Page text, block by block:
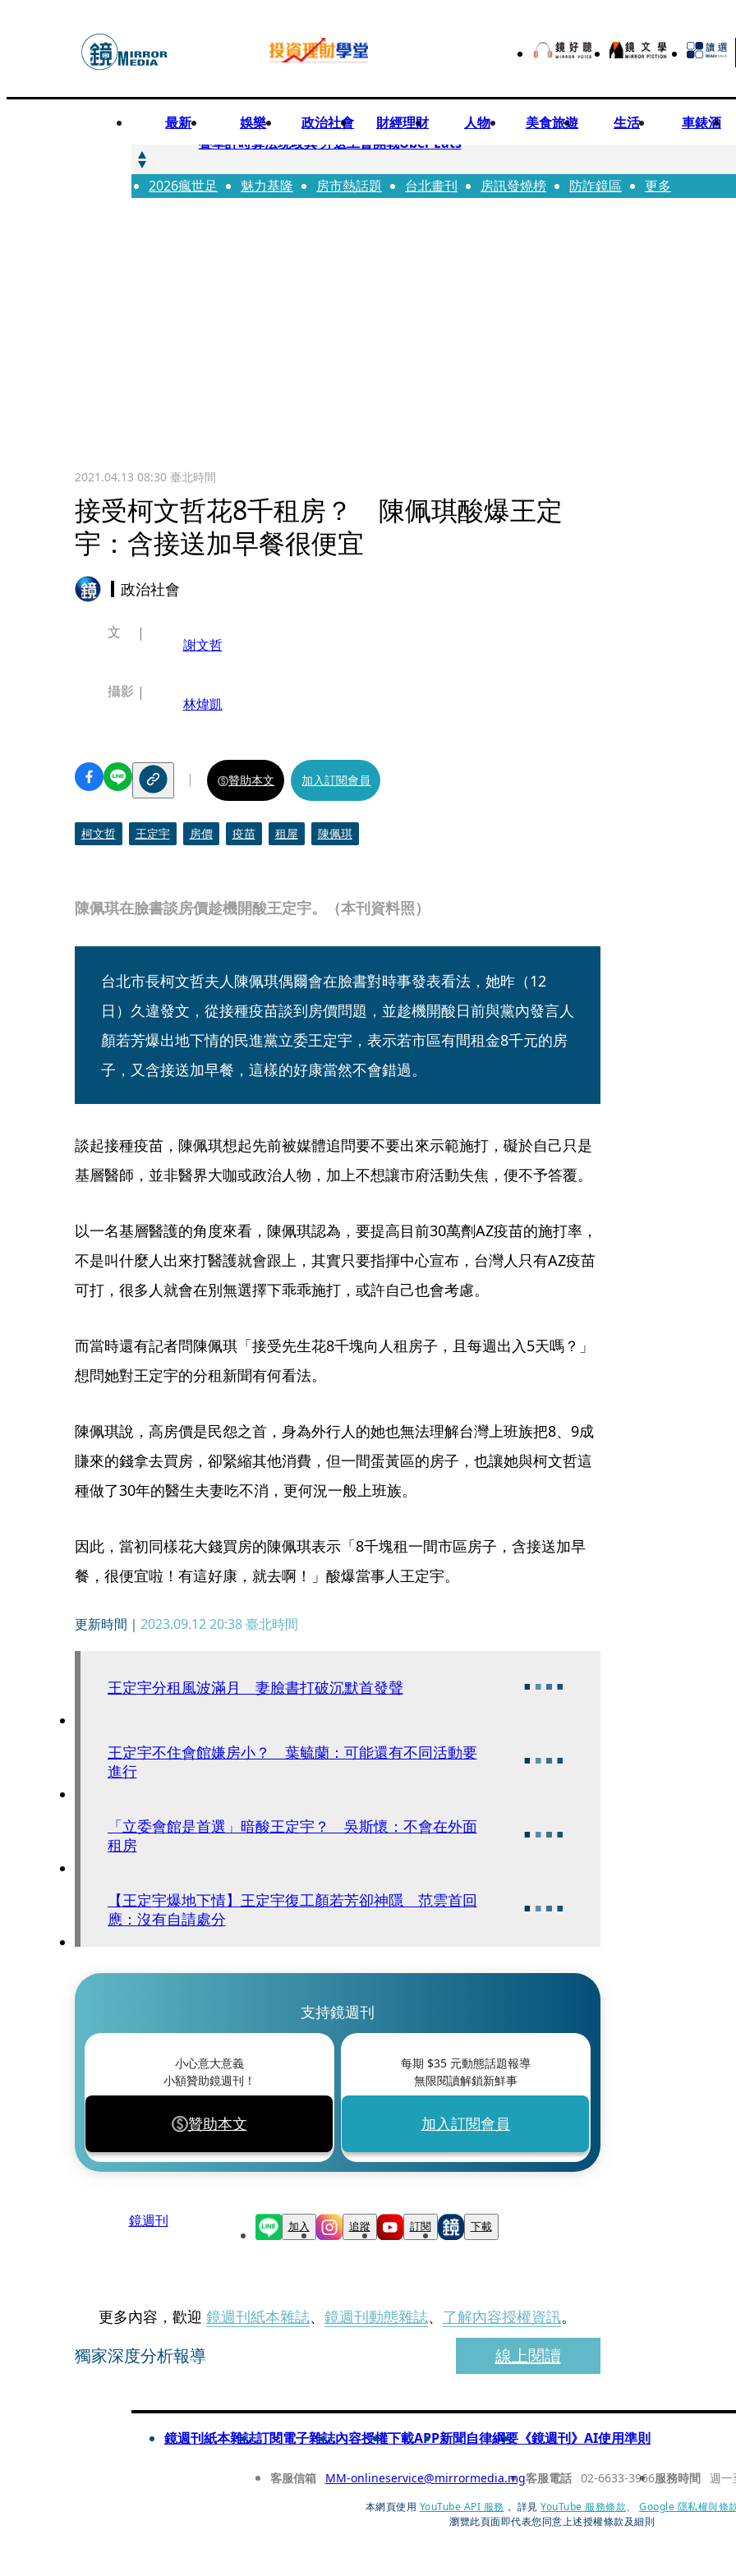
最新 娛樂 政治社會 財經理財 人物 美食旅遊 生活 車錶酒
快訊
疊單計時算法現歧異 外送工會開戰Uber Eats
快訊
靚時尚／大丈夫當如是 Multifaceted Manhood
2026瘋世足 魅力基隆 房市熱話題 台北畫刊 房訊發燒榜 防詐鏡區 更多
2021.04.13 08:30臺北時間
接受柯文哲花8千租房？ 陳佩琪酸爆王定
宇：含接送加早餐很便宜
政治社會
陳佩琪在臉書談房價趁機開酸王定宇。（本刊資料照）
文
謝文哲
攝影
林煒凱
贊助本文 加入訂閱會員
柯文哲 王定宇 房價 疫苗 租屋 陳佩琪
台北市長柯文哲夫人陳佩琪偶爾會在臉書對時事發表看法，她昨（12
日）久違發文，從接種疫苗談到房價問題，並趁機開酸日前與黨內發言人
顏若芳爆出地下情的民進黨立委王定宇，表示若市區有間租金8千元的房
子，又含接送加早餐，這樣的好康當然不會錯過。
談起接種疫苗，陳佩琪想起先前被媒體追問要不要出來示範施打，礙於自己只是
基層醫師，並非醫界大咖或政治人物，加上不想讓市府活動失焦，便不予答覆。
以一名基層醫護的角度來看，陳佩琪認為，要提高目前30萬劑AZ疫苗的施打率，
不是叫什麼人出來打醫護就會跟上，其實只要指揮中心宣布，台灣人只有AZ疫苗
可打，很多人就會在別無選擇下乖乖施打，或許自己也會考慮。
而當時還有記者問陳佩琪「接受先生花8千塊向人租房子，且每週出入5天嗎？」
想問她對王定宇的分租新聞有何看法。
陳佩琪說，高房價是民怨之首，身為外行人的她也無法理解台灣上班族把8、9成
賺來的錢拿去買房，卻緊縮其他消費，但一間蛋黃區的房子，也讓她與柯文哲這
種做了30年的醫生夫妻吃不消，更何況一般上班族。
因此，當初同樣花大錢買房的陳佩琪表示「8千塊租一間市區房子，含接送加早
餐，很便宜啦！有這好康，就去啊！」酸爆當事人王定宇。
更新時間｜ 2023.09.12 20:38臺北時間
王定宇分租風波滿月 妻臉書打破沉默首發聲
王定宇不住會館嫌房小？ 葉毓蘭：可能還有不同活動要
進行
「立委會館是首選」暗酸王定宇？ 吳斯懷：不會在外面
租房
【王定宇爆地下情】王定宇復工顏若芳卻神隱 范雲首回
應：沒有自請處分
支持鏡週刊
小心意大意義
小額贊助鏡週刊！
贊助本文
每期 $35元動態話題報導
無限閱讀解鎖新鮮事
加入訂閱會員
鏡週刊 加入 追蹤 訂閱 下載
更多內容，歡迎 鏡週刊紙本雜誌、 鏡週刊動態雜誌、 了解內容授權資訊。
獨家深度分析報導 線上閱讀
鏡週刊紙本雜誌訂閱電子雜誌內容授權下載APP新聞自律綱要 《鏡週刊》AI使用準則
客服信箱 MM-onlineservice@mirrormedia.mg客服電話 02-6633-3966服務時間 週一
本網頁使用 YouTube API 服務 ， 詳見 YouTube 服務條款、
Google 隱私權與條
瀏覽此頁面即代表您同意上述授權條款及細則